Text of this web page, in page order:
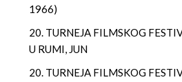
1966)
20. TURNEJA FILMSKOG
U RUMI, JUN
20. TURNEJA FILMSKOG